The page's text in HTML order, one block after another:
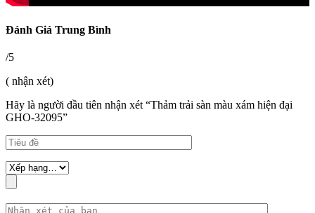
Đánh Giá Trung Bình
/5
( nhận xét)
Hãy là người đầu tiên nhận xét “Thảm trải sàn màu xám hiện đại
GHO-32095”